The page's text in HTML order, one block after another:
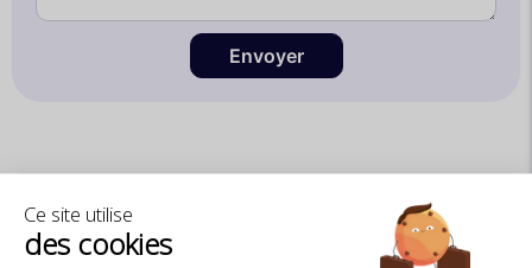
Ce site utilise
des cookies
Envoyer
Questions fréquentes